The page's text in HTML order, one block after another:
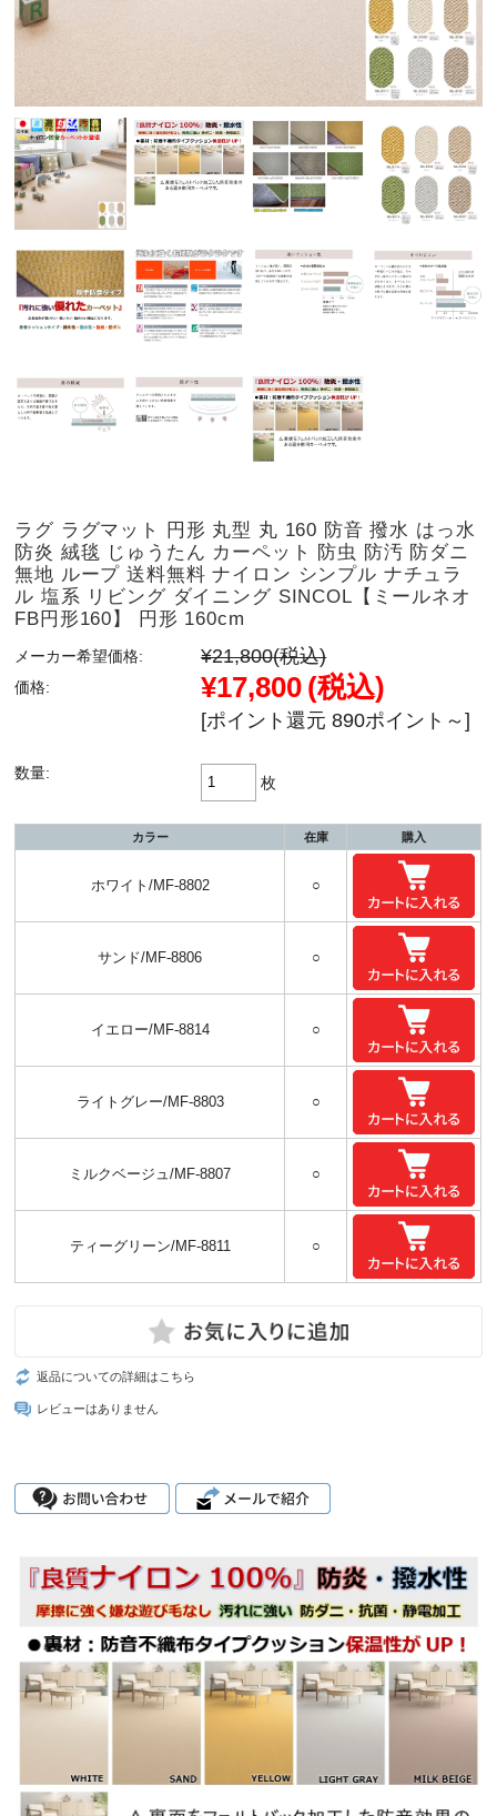
ラグ ラグマット 円形 丸型 丸 160 防音 撥水 はっ水
防炎 絨毯 じゅうたん カーペット 防虫 防汚 防ダニ
無地 ループ 送料無料 ナイロン シンプル ナチュラ
ル 塩系 リビング ダイニング SINCOL【ミールネオ
FB円形160】 円形 160cm
メーカー希望価格: ¥21,800(税込)
価格: ¥17,800 (税込)
[ポイント還元 890ポイント～]
数量:
枚
カラー 在庫 購入
ホワイト/MF-8802 ○
サンド/MF-8806 ○
イエロー/MF-8814 ○
ライトグレー/MF-8803 ○
ミルクベージュ/MF-8807 ○
ティーグリーン/MF-8811 ○
返品についての詳細はこちら
レビューはありません